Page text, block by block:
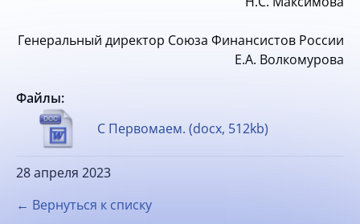
Генеральный директор Союза Финансистов России
Е.А. Волкомурова
Файлы:
С Первомаем. (docx, 512kb)
28 апреля 2023
← Вернуться к списку